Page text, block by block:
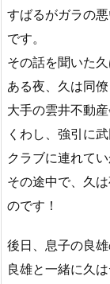
すばるがガラの
です。
その話を聞いた久
ある夜、久は同
大手の雲井不動産
くわし、強引に
クラブに連れてい
その途中で、久
のです！
後日、息子の良
良雄と一緒に久